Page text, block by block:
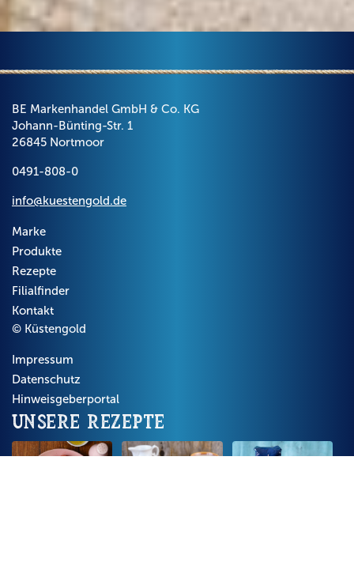
BE Markenhandel GmbH & Co. KG
Johann-Bünting-Str. 1
26845 Nortmoor
0491-808-0
info@kuestengold.de
Marke
Produkte
Rezepte
Filialfinder
Kontakt
© Küstengold
Impressum
Datenschutz
Hinweisgeberportal
Unsere Rezepte